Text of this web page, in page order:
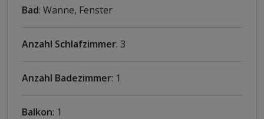
Bad: Wanne, Fenster
Anzahl Schlafzimmer: 3
Anzahl Badezimmer: 1
Balkon: 1